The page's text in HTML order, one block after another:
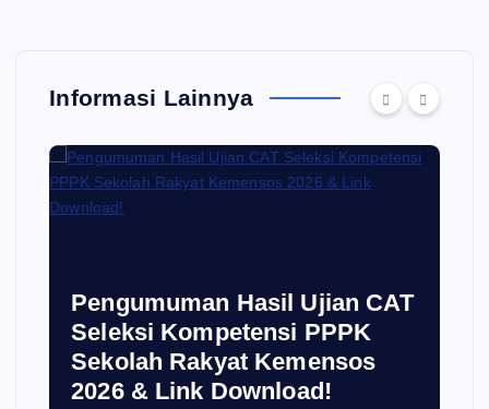
Informasi Lainnya
Pengumuman Hasil Ujian CAT
Seleksi Kompetensi PPPK
Sekolah Rakyat Kemensos
2026 & Link Download!